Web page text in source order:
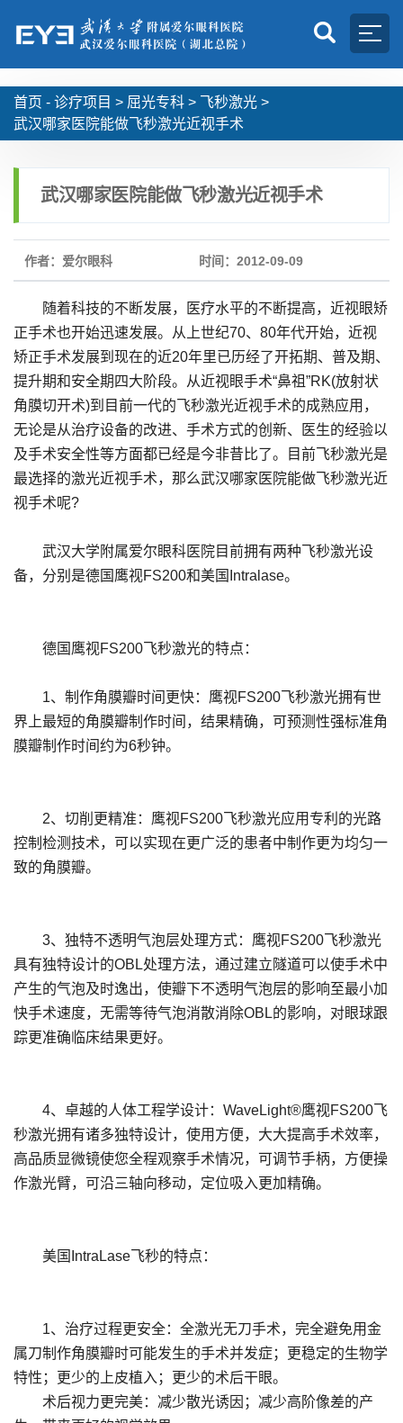
首页 - 诊疗项目 > 屈光专科 > 飞秒激光 >
武汉哪家医院能做飞秒激光近视手术
武汉哪家医院能做飞秒激光近视手术
作者：爱尔眼科 时间：2012-09-09
随着科技的不断发展，医疗水平的不断提高，近视眼矫
正手术也开始迅速发展。从上世纪70、80年代开始，近视
矫正手术发展到现在的近20年里已历经了开拓期、普及期、
提升期和安全期四大阶段。从近视眼手术“鼻祖”RK(放射状
角膜切开术)到目前一代的飞秒激光近视手术的成熟应用，
无论是从治疗设备的改进、手术方式的创新、医生的经验以
及手术安全性等方面都已经是今非昔比了。目前飞秒激光是
最选择的激光近视手术，那么武汉哪家医院能做飞秒激光近
视手术呢?
武汉大学附属爱尔眼科医院目前拥有两种飞秒激光设
备，分别是德国鹰视FS200和美国Intralase。
德国鹰视FS200飞秒激光的特点：
1、制作角膜瓣时间更快：鹰视FS200飞秒激光拥有世
界上最短的角膜瓣制作时间，结果精确，可预测性强标准角
膜瓣制作时间约为6秒钟。
2、切削更精准：鹰视FS200飞秒激光应用专利的光路
控制检测技术，可以实现在更广泛的患者中制作更为均匀一
致的角膜瓣。
3、独特不透明气泡层处理方式：鹰视FS200飞秒激光
具有独特设计的OBL处理方法，通过建立隧道可以使手术中
产生的气泡及时逸出，使瓣下不透明气泡层的影响至最小加
快手术速度，无需等待气泡消散消除OBL的影响，对眼球跟
踪更准确临床结果更好。
4、卓越的人体工程学设计：WaveLight®鹰视FS200飞
秒激光拥有诸多独特设计，使用方便，大大提高手术效率，
高品质显微镜使您全程观察手术情况，可调节手柄，方便操
作激光臂，可沿三轴向移动，定位吸入更加精确。
美国IntraLase飞秒的特点：
1、治疗过程更安全：全激光无刀手术，完全避免用金
属刀制作角膜瓣时可能发生的手术并发症；更稳定的生物学
特性；更少的上皮植入；更少的术后干眼。
术后视力更完美：减少散光诱因；减少高阶像差的产